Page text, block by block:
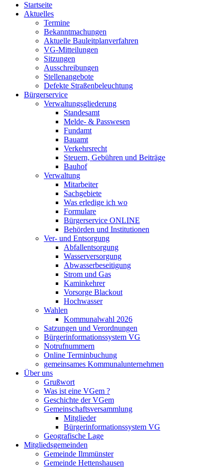
Startseite
Aktuelles
Termine
Bekanntmachungen
Aktuelle Bauleitplanverfahren
VG-Mitteilungen
Sitzungen
Ausschreibungen
Stellenangebote
Defekte Straßenbeleuchtung
Bürgerservice
Verwaltungsgliederung
Standesamt
Melde- & Passwesen
Fundamt
Bauamt
Verkehrsrecht
Steuern, Gebühren und Beiträge
Bauhof
Verwaltung
Mitarbeiter
Sachgebiete
Was erledige ich wo
Formulare
Bürgerservice ONLINE
Behörden und Institutionen
Ver- und Entsorgung
Abfallentsorgung
Wasserversorgung
Abwasserbeseitigung
Strom und Gas
Kaminkehrer
Vorsorge Blackout
Hochwasser
Wahlen
Kommunalwahl 2026
Satzungen und Verordnungen
Bürgerinformationssystem VG
Notrufnummern
Online Terminbuchung
gemeinsames Kommunalunternehmen
Über uns
Grußwort
Was ist eine VGem ?
Geschichte der VGem
Gemeinschaftsversammlung
Mitglieder
Bürgerinformationssystem VG
Geografische Lage
Mitgliedsgemeinden
Gemeinde Ilmmünster
Gemeinde Hettenshausen